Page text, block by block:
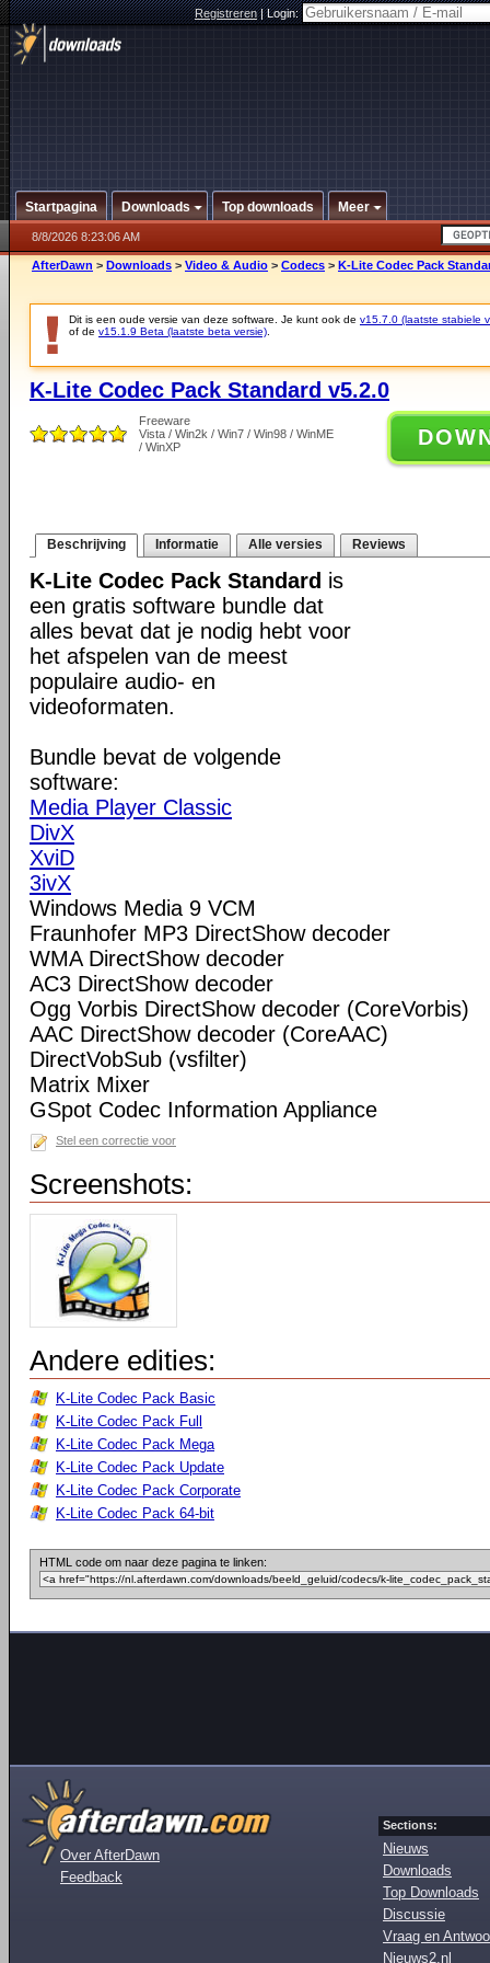
Registreren|Login:
Startpagina Downloads Top downloads Meer
8/8/2026 8:23:06 AM
AfterDawn > Downloads > Video & Audio > Codecs > K-Lite Codec Pack
Dit is een oude versie van deze software. Je kunt ook de v15.7.0 (laatste stabiele
of de v15.1.9 Beta (laatste beta versie)
K-Lite Codec Pack Standard v5.2.0
Freeware
Vista / Win2k / Win7 / Win98 / WinME
/ WinXP
Beschrijving Informatie Alle versies Reviews
K-Lite Codec Pack Standard is
een gratis software bundle dat
alles bevat dat je nodig hebt voor
het afspelen van de meest
populaire audio- en
videoformaten.
Bundle bevat de volgende
software:
Media Player Classic
DivX
XviD
3ivX
Windows Media 9 VCM
Fraunhofer MP3 DirectShow decoder
WMA DirectShow decoder
AC3 DirectShow decoder
Ogg Vorbis DirectShow decoder (CoreVorbis)
AAC DirectShow decoder (CoreAAC)
DirectVobSub (vsfilter)
Matrix Mixer
GSpot Codec Information Appliance
Stel een correctie voor
Screenshots:
Andere edities:
K-Lite Codec Pack Basic
K-Lite Codec Pack Full
K-Lite Codec Pack Mega
K-Lite Codec Pack Update
K-Lite Codec Pack Corporate
K-Lite Codec Pack 64-bit
HTML code om naar deze pagina te linken:
Over AfterDawn
Feedback
Sections:
Nieuws
Downloads
Top Downloads
Discussie
Vraag en
Nieuws2.nl